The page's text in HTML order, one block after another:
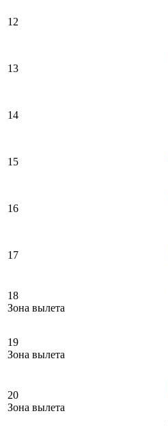
12
13
14
15
16
17
18
Зона вылета
19
Зона вылета
20
Зона вылета